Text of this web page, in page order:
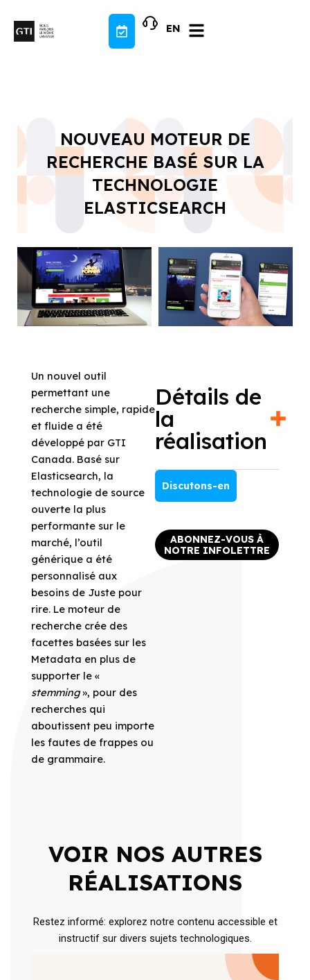
contenu
EN
NOUVEAU MOTEUR DE
RECHERCHE BASÉ SUR LA
TECHNOLOGIE
ELASTICSEARCH
Un nouvel outil
permettant une
recherche simple, rapide
et fluide a été
développé par GTI
Canada. Basé sur
Elasticsearch, la
technologie de source
ouverte la plus
performante sur le
marché, l’outil
générique a été
personnalisé aux
besoins de Juste pour
rire. Le moteur de
recherche crée des
facettes basées sur les
Metadata en plus de
supporter le «
stemming», pour des
recherches qui
aboutissent peu importe
les fautes de frappes ou
de grammaire.
Détails de
la
réalisation
Discutons-en
ABONNEZ-VOUS À
NOTRE INFOLETTRE
VOIR NOS AUTRES
RÉALISATIONS
Restez informé: explorez notre contenu accessible et
instructif sur divers sujets technologiques.